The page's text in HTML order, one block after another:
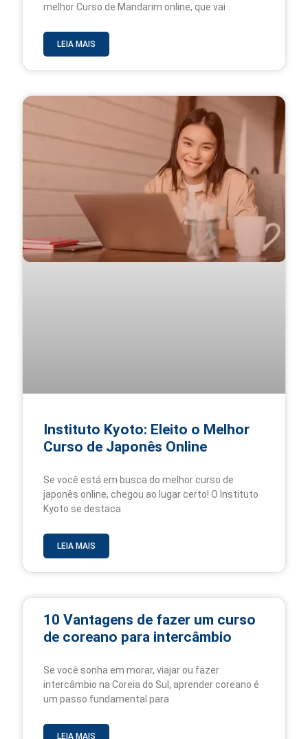
melhor Curso de Mandarim online, que vai
LEIA MAIS
Instituto Kyoto: Eleito o Melhor
Curso de Japonês Online
Se você está em busca do melhor curso de
japonês online, chegou ao lugar certo! O Instituto
Kyoto se destaca
LEIA MAIS
10 Vantagens de fazer um curso
de coreano para intercâmbio
Se você sonha em morar, viajar ou fazer
intercâmbio na Coreia do Sul, aprender coreano é
um passo fundamental para
LEIA MAIS